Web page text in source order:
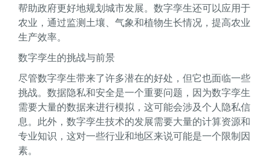
帮助政府更好地规划城市发展。数字孪生还可以应用于
农业，通过监测土壤、气象和植物生长情况，提高农业
生产效率。
数字孪生的挑战与前景
尽管数字孪生带来了许多潜在的好处，但它也面临一些
挑战。数据隐私和安全是一个重要问题，因为数字孪生
需要大量的数据来进行模拟，这可能会涉及个人隐私信
息。此外，数字孪生技术的发展需要大量的计算资源和
专业知识，这对一些行业和地区来说可能是一个限制因
素。